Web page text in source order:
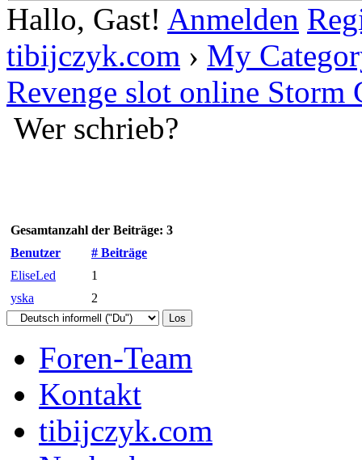
Hallo, Gast! Anmelden
tibijczyk.com › My
Revenge slot online Storm
Wer schrieb?
Gesamtanzahl der Beiträge: 3
Benutzer
# Beiträge
EliseLed
1
yska
2
Foren-Team
Kontakt
tibijczyk.com